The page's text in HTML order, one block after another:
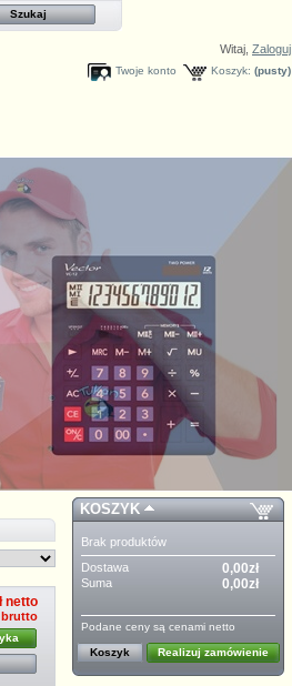
Witaj,Zaloguj
Koszyk: (pusty)
Twoje konto
netto
brutto
KOSZYK
Brak produktów
Dostawa
0,00zł
Suma 0,00zł
Podane ceny są cenami netto
Koszyk Realizuj zamówienie